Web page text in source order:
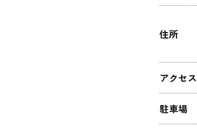
住所
アクセス
駐車場